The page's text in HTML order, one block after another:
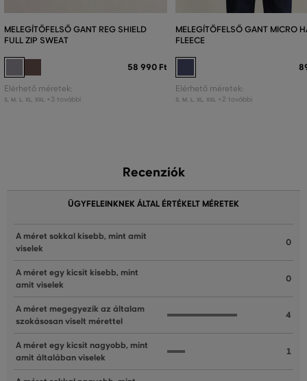
MELEGÍTŐFELSŐ GANT REG SHIELD
FULL ZIP SWEAT
58 990 Ft
Elérhető méretek:
S M L XL XXL +3 további
MELEGÍTŐFELSŐ GANT MICRO
FLEECE
Elérhető méretek:
S M L XL XXL +2 további
Recenziók
ÜGYFELEINKNEK ÁLTAL ÉRTÉKELT MÉRETEK
A méret sokkal kisebb, mint amit
viselek
0
A méret egy kicsit kisebb, mint
amit viselek
0
A méret megegyezik az általam
szokásosan viselt mérettel
4
A méret egy kicsit nagyobb, mint
amit általában viselek
1